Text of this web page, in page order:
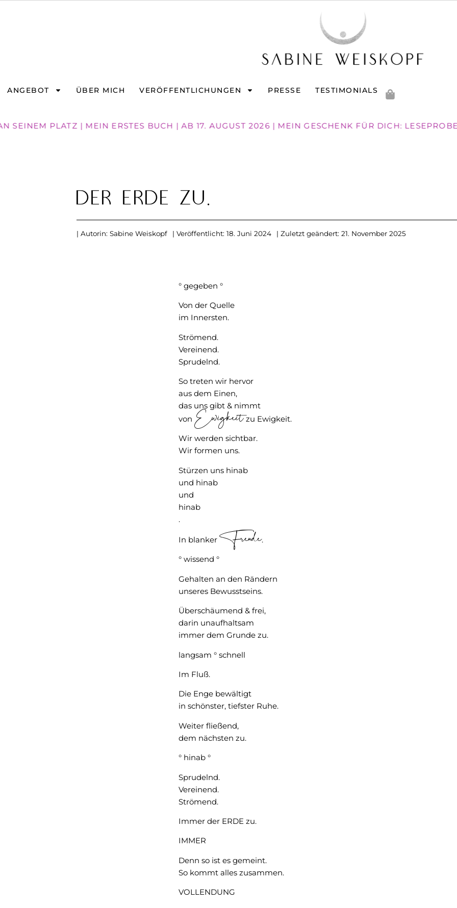
ANGEBOT ÜBER MICH VERÖFFENTLICHUNGEN PRESSE TESTIMONIALS
SEINEM PLATZ | MEIN ERSTES BUCH | AB 17. AUGUST 2026 | MEIN GESCHENK FÜR DICH: LESEPROBE
Der Erde zu.
| Autorin: Sabine Weiskopf | Veröffentlicht: 18. Juni 2024 | Zuletzt geändert: 21. November 2025
° gegeben °
Von der Quelle
im Innersten.
Strömend.
Vereinend.
Sprudelnd.
So treten wir hervor
aus dem Einen,
das uns gibt & nimmt
von Ewigkeitzu Ewigkeit.
Wir werden sichtbar.
Wir formen uns.
Stürzen uns hinab
und hinab
und
hinab
.
In blanker Freude.
° wissend °
Gehalten an den Rändern
unseres Bewusstseins.
Überschäumend & frei,
darin unaufhaltsam
immer dem Grunde zu.
langsam ° schnell
Im Fluß.
Die Enge bewältigt
in schönster, tiefster Ruhe.
Weiter fließend,
dem nächsten zu.
° hinab °
Sprudelnd.
Vereinend.
Strömend.
Immer der ERDE zu.
IMMER
Denn so ist es gemeint.
So kommt alles zusammen.
VOLLENDUNG